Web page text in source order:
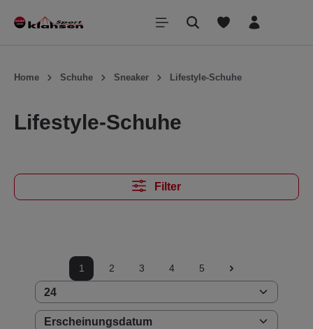
springen
Home Schuhe Sneaker Lifestyle-Schuhe
Lifestyle-Schuhe
Filter
1 2 3 4 5